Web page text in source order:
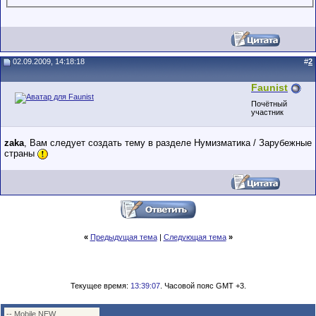
02.09.2009, 14:18:18 #2
Faunist
Почётный
участник
zaka, Вам следует создать тему в разделе Нумизматика / Зарубежные
страны
« Предыдущая тема| Следующая тема »
Текущее время: 13:39:07. Часовой пояс GMT +3.